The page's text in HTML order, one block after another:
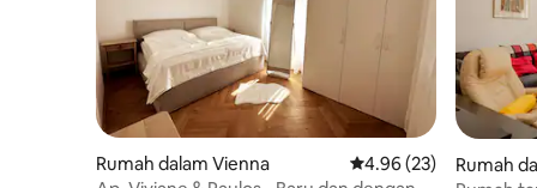
Rumah dalam Vienna Penarafan purata 4.96
4.96 (23)
Rumah